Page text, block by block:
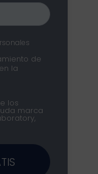
de
la
los
marca